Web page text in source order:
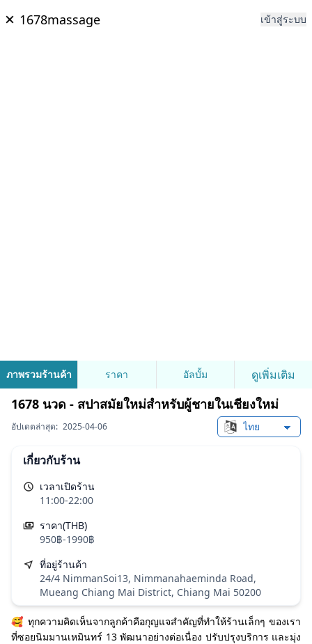
1678massage เข้าสู่ระบบ
ภาพรวมร้านค้า ราคา อัลบั้ม ดูเพิ่มเติม
1678 นวด - สปาสมัยใหม่สำหรับผู้ชายในเชียงใหม่
อัปเดตล่าสุด: 2025-04-06
Change
เกี่ยวกับร้าน
เวลาเปิดร้าน
11:00-22:00
ราคา(THB)
950฿-1990฿
ที่อยู่ร้านค้า
24/4 NimmanSoi13, Nimmanahaeminda Road,
Mueang Chiang Mai District, Chiang Mai 50200
🥰 ทุกความคิดเห็นจากลูกค้าคือกุญแจสำคัญที่ทำให้ร้านเล็กๆ ของเรา
ที่ซอยนิมมานเหมินทร์ 13 พัฒนาอย่างต่อเนื่อง ปรับปรุงบริการ และมุ่ง